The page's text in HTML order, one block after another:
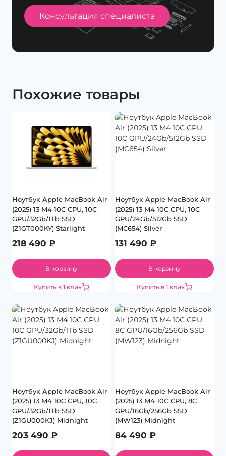
Консультация специалиста
Похожие товары
Ноутбук Apple MacBook Air
(2025) 13 M4 10C CPU, 10C
GPU/32Gb/1Tb SSD
(Z1GT000KY) Starlight
218 490 ₽
В корзину
Купить в 1 клик
Ноутбук Apple MacBook Air
(2025) 13 M4 10C CPU, 10C
GPU/24Gb/512Gb SSD
(MC654) Silver
131 490 ₽
В корзину
Купить в 1 клик
Ноутбук Apple MacBook Air
(2025) 13 M4 10C CPU, 10C
GPU/32Gb/1Tb SSD
(Z1GU000KJ) Midnight
203 490 ₽
Ноутбук Apple MacBook Air
(2025) 13 M4 10C CPU, 8C
GPU/16Gb/256Gb SSD
(MW123) Midnight
84 490 ₽